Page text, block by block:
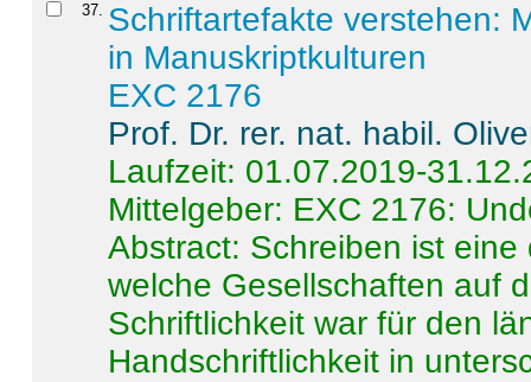
37. Schriftartefakte verstehen:
in Manuskriptkulturen
EXC 2176
Prof. Dr. rer. nat. habil.
Laufzeit: 01.07.2019-
Mittelgeber: EXC 2176:
Abstract: Schreiben ist
welche Gesellschaften auf
Schriftlichkeit war für den
Handschriftlichkeit in